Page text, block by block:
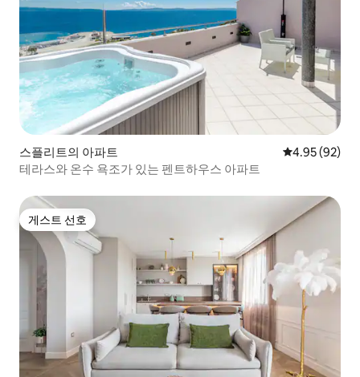
스플리트의 아파트 평점 4.95점(5
4.95 (92)
테라스와 온수 욕조가 있는 펜트하우스 아파트
게스트 선호
게스트 선호